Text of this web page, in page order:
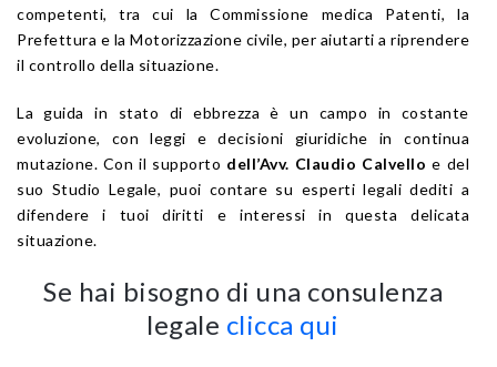
competenti, tra cui la Commissione medica Patenti, la
Prefettura e la Motorizzazione civile, per aiutarti a riprendere
il controllo della situazione.
La guida in stato di ebbrezza è un campo in costante
evoluzione, con leggi e decisioni giuridiche in continua
mutazione. Con il supporto dell’Avv. Claudio Calvello e del
suo Studio Legale, puoi contare su esperti legali dediti a
difendere i tuoi diritti e interessi in questa delicata
situazione.
Se hai bisogno di una consulenza
legale clicca qui